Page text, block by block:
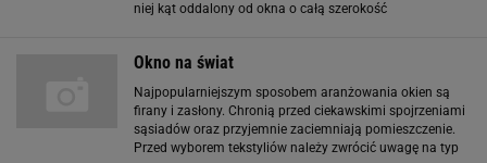
niej kąt oddalony od okna o całą szerokość
Okno na świat
Najpopularniejszym sposobem aranżowania okien są
firany i zasłony. Chronią przed ciekawskimi spojrzeniami
sąsiadów oraz przyjemnie zaciemniają pomieszczenie.
Przed wyborem tekstyliów należy zwrócić uwagę na typ